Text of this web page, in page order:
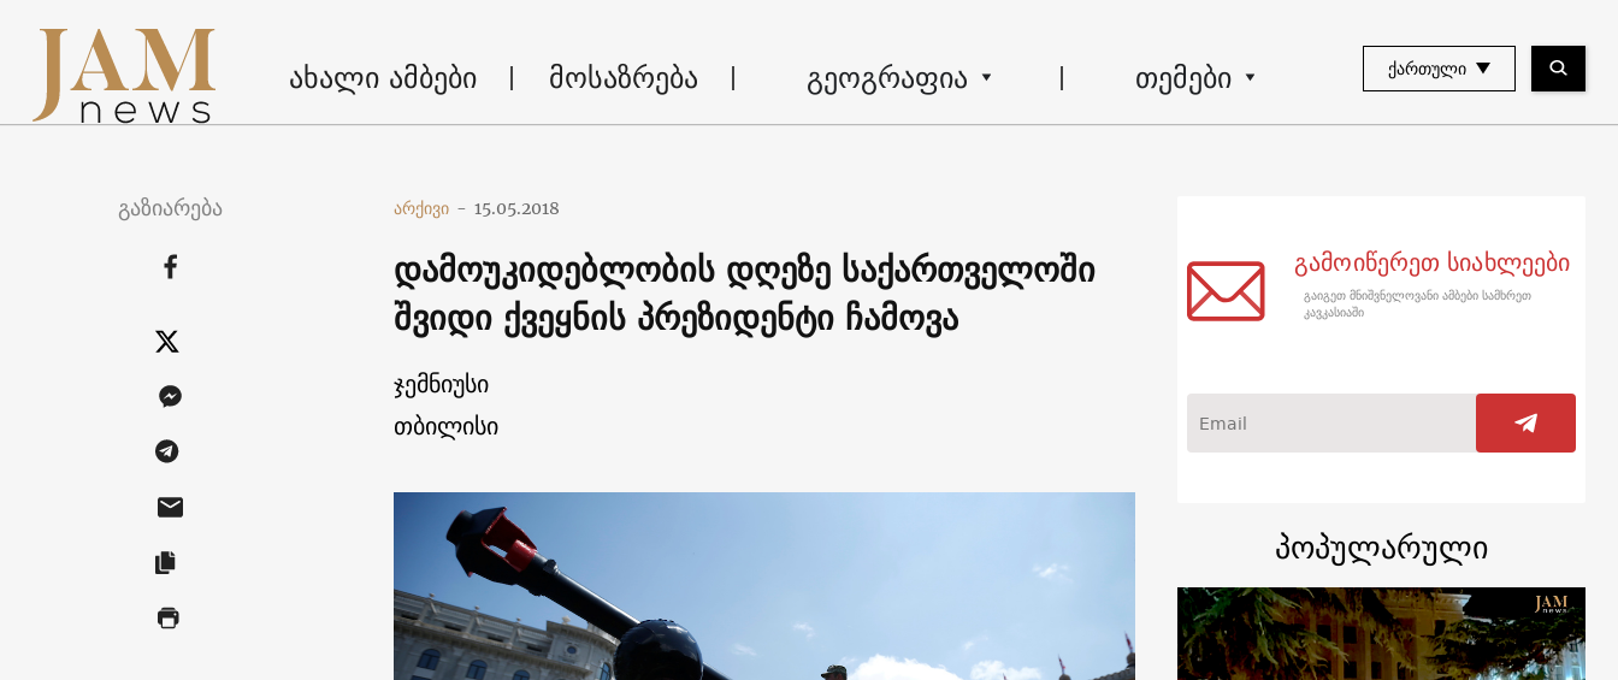
ახალი ამბები მოსაზრება გეოგრაფია თემები ᲥᲐᲠᲗᲣᲚᲘ
გაზიარება არქივი - 15.05.2018
დამოუკიდებლობის დღეზე საქართველოში
შვიდი ქვეყნის პრეზიდენტი ჩამოვა
ჯემნიუსი
თბილისი
გამოიწერეთ სიახლეები
გაიგეთ მნიშვნელოვანი ამბები სამხრეთ
კავკასიაში
პოპულარული